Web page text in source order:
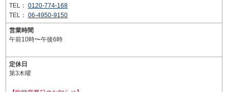
TEL： 0120-774-168
TEL： 06-4950-9150
営業時間
午前10時〜午後6時
定休日
第3木曜